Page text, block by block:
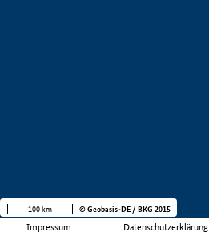
Impressum Datenschutzerklärung
100 km © Geobasis-DE / BKG 2015